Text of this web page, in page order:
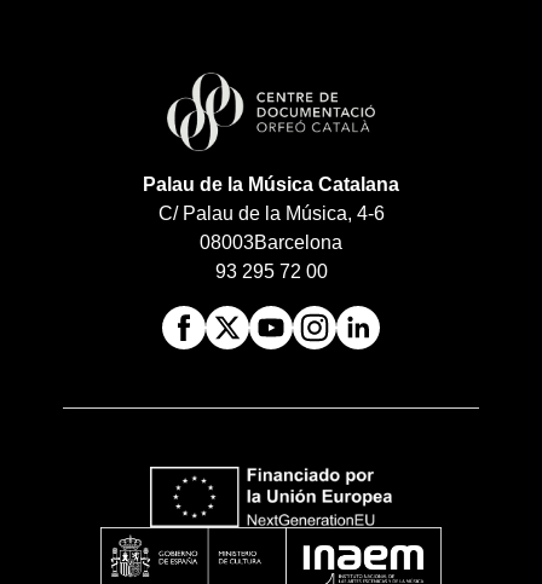
Palau de la Música Catalana
C/ Palau de la Música, 4-6
08003Barcelona
93 295 72 00